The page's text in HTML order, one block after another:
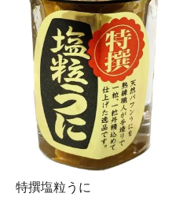
特撰塩粒うに